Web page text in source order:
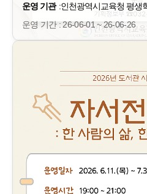
운영 기관 :인천광역시교육청 평생
운영 기간 : 26-06-01 ~ 26-06-26